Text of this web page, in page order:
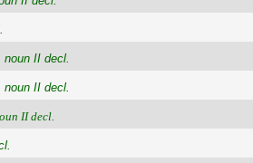
noun II decl.
noun II decl.
II decl.